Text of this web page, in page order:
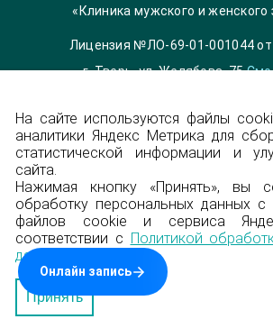
«Клиника мужского и женского
Лицензия №ЛО-69-01-001044 от
г. Тверь, ул. Желябова, 75
Телефон 8 (4822) 36-84-33,
clinic.ru
Политика
Энциклопедия
Карта сайта
Создание сайта — Градус
На сайте используются файлы
аналитики Яндекс Метрика для
статистической информации и
сайта.
Нажимая кнопку «Принять», вы
обработку персональных данных с
файлов cookie и сервиса
соответствии с Политикой
данных
Принять